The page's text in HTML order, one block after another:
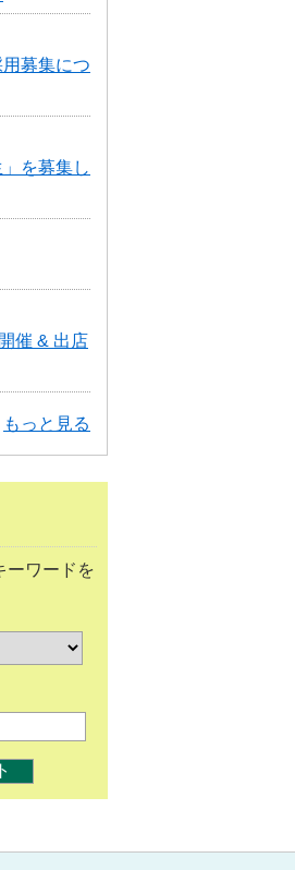
いき
募集につ
を募集し
催 & 出店
もっと見る
ーワードを